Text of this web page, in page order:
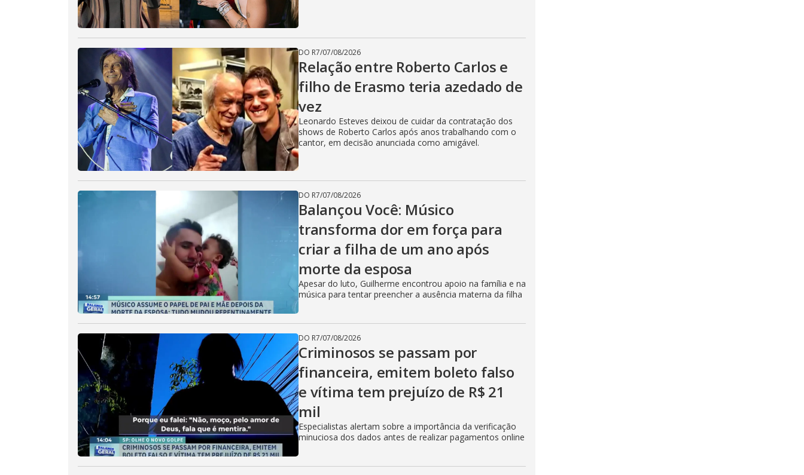
DO R7/07/08/2026
Relação entre Roberto Carlos e
filho de Erasmo teria azedado de
vez
Leonardo Esteves deixou de cuidar da contratação dos
shows de Roberto Carlos após anos trabalhando com o
cantor, em decisão anunciada como amigável.
DO R7/07/08/2026
Balançou Você: Músico
transforma dor em força para
criar a filha de um ano após
morte da esposa
Apesar do luto, Guilherme encontrou apoio na família e na
música para tentar preencher a ausência materna da filha
DO R7/07/08/2026
Criminosos se passam por
financeira, emitem boleto falso
e vítima tem prejuízo de R$ 21
mil
Especialistas alertam sobre a importância da verificação
minuciosa dos dados antes de realizar pagamentos online